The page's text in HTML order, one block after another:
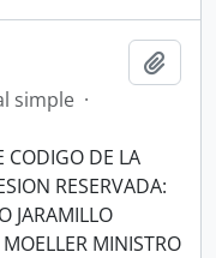
simple ·
CODIGO DE LA
RESERVADA:
JARAMILLO
MINISTRO